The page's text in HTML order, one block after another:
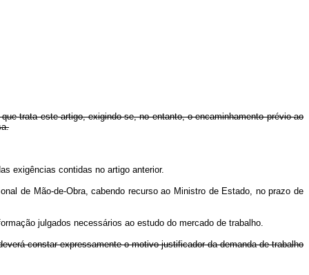
trata este artigo, exigindo-se, no entanto, o encaminhamento prévio ao
exigências contidas no artigo anterior.
de Mão-de-Obra, cabendo recurso ao Ministro de Estado, no prazo de
julgados necessários ao estudo do mercado de trabalho.
constar expressamente o motivo justificador da demanda de trabalho